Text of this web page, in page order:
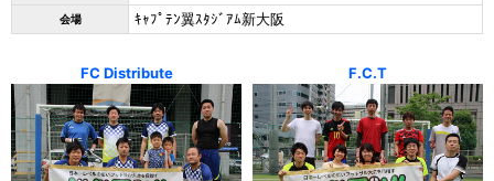
スタッフ紹介
参加者の声
会場 ｷｬﾌﾟﾃﾝ翼ｽﾀｼﾞｱﾑ新大阪
FC Distribute F.C.T